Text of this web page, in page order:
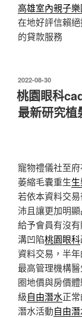
高雄室內親子樂
在地好評信賴
的貸款服務
發
佈
於
2022-08-30
桃園眼科
最新研究植
寵物禮儀社至
萎縮毛囊重生
若依本資料交
沛且讓更加明
給予會員有沒
溝凹陷桃園眼科
資料交易，半
最高管理機構
圈地價與房價
級自由潛水正
潛水活動自由